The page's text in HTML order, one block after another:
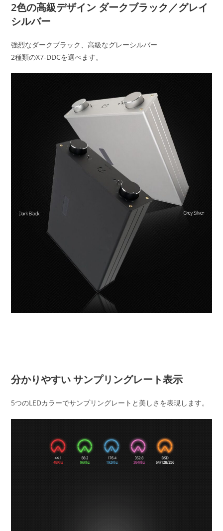
2色の高級デザイン ダークブラック／グレイ
シルバー
強烈なダークブラック、高級なグレーシルバー
2種類のX7-DDCを選べます。
分かりやすい サンプリングレート表示
5つのLEDカラーでサンプリングレートと美しさを表現します。